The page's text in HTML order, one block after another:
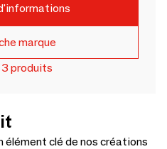
marque
3 produits
élément clé de nos créations